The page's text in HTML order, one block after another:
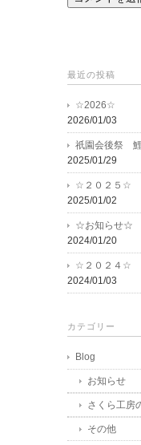
最近の投稿
☆2026☆
2026/01/03
祇園会後祭 鯉
2025/01/29
☆２０２５☆
2025/01/02
☆お知らせ☆
2024/01/20
☆２０２４☆
2024/01/03
カテゴリー
Blog
お知らせ
さくら工房
その他